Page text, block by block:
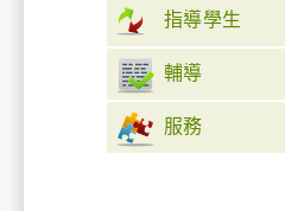
指導學生
輔導
服務